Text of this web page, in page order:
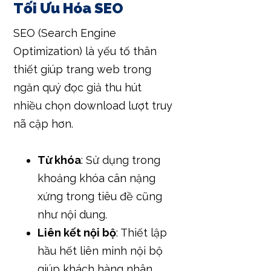
Tối Ưu Hóa SEO
SEO (Search Engine
Optimization) là yếu tố thân
thiết giúp trang web trong
ngăn quý đọc giả thu hút
nhiều chọn download lượt truy
nã cập hơn.
Từ khóa: Sử dụng trong
khoảng khóa cân nặng
xứng trong tiêu đề cũng
như nội dung.
Liên kết nội bộ: Thiết lập
hầu hết liên minh nội bộ